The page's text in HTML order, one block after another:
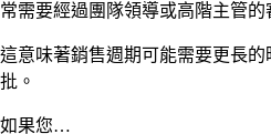
常需要經過團隊領導或高階主管的
這意味著銷售週期可能需要更長
批。
如果您…